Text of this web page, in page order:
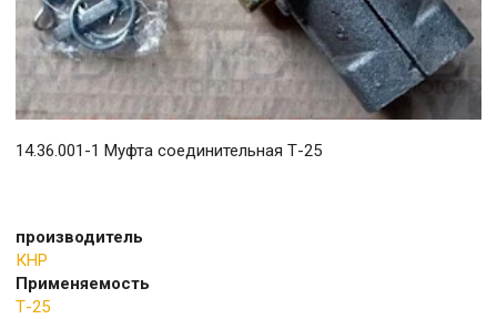
14.36.001-1 Муфта соединительная Т-25
производитель
КНР
Применяемость
Т-25